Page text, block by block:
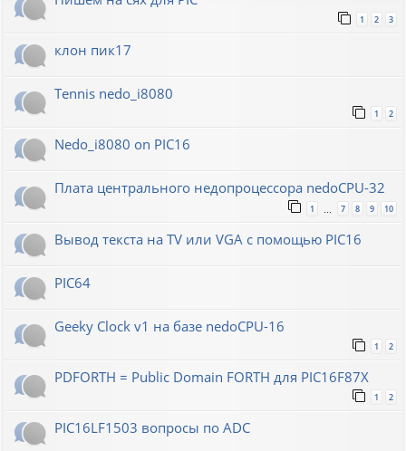
1 2 3
клон пик17
Tennis nedo_i8080
1 2
Nedo_i8080 on PIC16
Плата центрального недопроцессора nedoCPU-32
1 7 8 9 10
Вывод текста на TV или VGA с помощью PIC16
PIC64
Geeky Clock v1 на базе nedoCPU-16
1 2
PDFORTH = Public Domain FORTH для PIC16F87X
1 2
PIC16LF1503 вопросы по ADC